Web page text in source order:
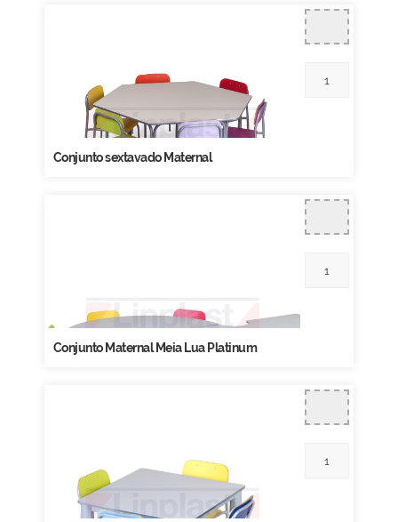
Conjunto sextavado Maternal
Conjunto Maternal Meia Lua Platinum